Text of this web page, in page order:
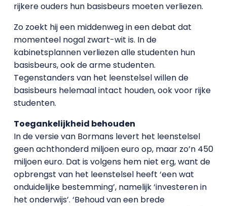
rijkere ouders hun basisbeurs moeten verliezen.
Zo zoekt hij een middenweg in een debat dat
momenteel nogal zwart-wit is. In de
kabinetsplannen verliezen alle studenten hun
basisbeurs, ook de arme studenten.
Tegenstanders van het leenstelsel willen de
basisbeurs helemaal intact houden, ook voor rijke
studenten.
Toegankelijkheid behouden
In de versie van Bormans levert het leenstelsel
geen achthonderd miljoen euro op, maar zo’n 450
miljoen euro. Dat is volgens hem niet erg, want de
opbrengst van het leenstelsel heeft ‘een wat
onduidelijke bestemming’, namelijk ‘investeren in
het onderwijs’. ‘Behoud van een brede